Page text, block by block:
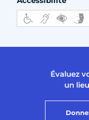
Évaluez
un